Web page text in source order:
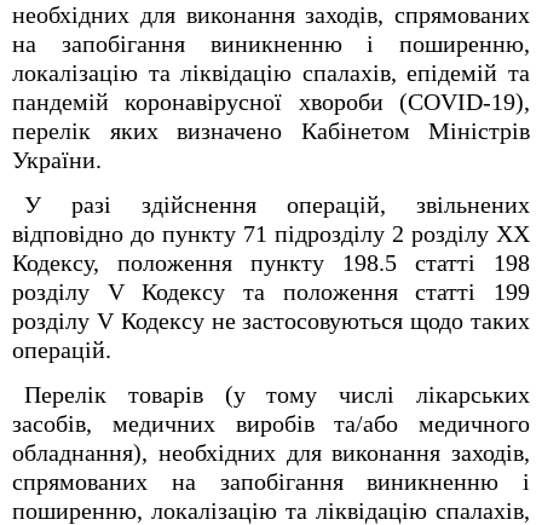
необхідних для виконання заходів, спрямованих
на запобігання виникненню і поширенню,
локалізацію та ліквідацію спалахів, епідемій та
пандемій коронавірусної хвороби (COVID-19),
перелік яких визначено Кабінетом Міністрів
України.
У разі здійснення операцій, звільнених
відповідно до пункту 71 підрозділу 2 розділу ХХ
Кодексу, положення пункту 198.5 статті 198
розділу V Кодексу та положення статті 199
розділу V Кодексу не застосовуються щодо таких
операцій.
Перелік товарів (у тому числі лікарських
засобів, медичних виробів та/або медичного
обладнання), необхідних для виконання заходів,
спрямованих на запобігання виникненню і
поширенню, локалізацію та ліквідацію спалахів,